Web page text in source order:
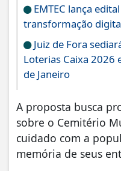
EMTEC lança
transformação
Juiz de Fora
Loterias Caixa 2026
de Janeiro
A proposta busca
sobre o Cemitério
cuidado com a
memória de seus